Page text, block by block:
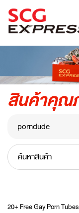
ข้อมูลบริษัท
สมัครตัวแทน
ติดต่อเรา
คำถามที่พบบ่อย
สินค้าคุณ
ค้นหาสินค้า
20+ Free Gay Porn Tubes